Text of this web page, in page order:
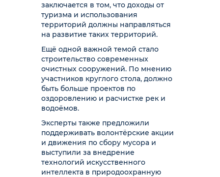
заключается в том, что доходы от
туризма и использования
территорий должны направляться
на развитие таких территорий.
Ещё одной важной темой стало
строительство современных
очистных сооружений. По мнению
участников круглого стола, должно
быть больше проектов по
оздоровлению и расчистке рек и
водоёмов.
Эксперты также предложили
поддерживать волонтёрские акции
и движения по сбору мусора и
выступили за внедрение
технологий искусственного
интеллекта в природоохранную